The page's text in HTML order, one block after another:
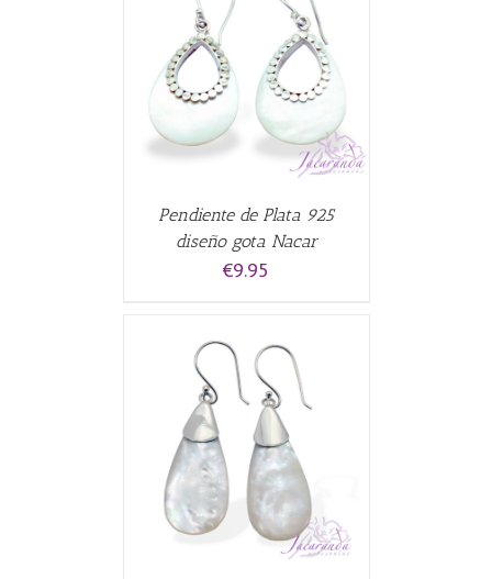
Pendiente de Plata 925
diseño gota Nacar
€9.95